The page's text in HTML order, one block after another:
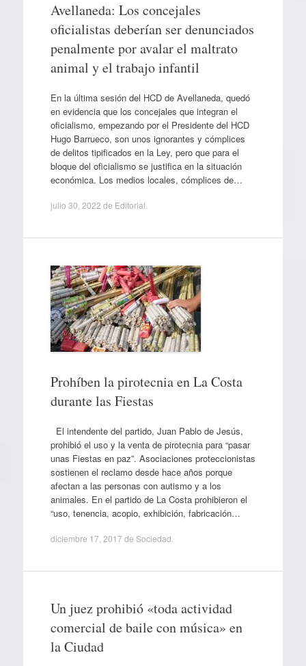
Avellaneda: Los concejales
oficialistas deberían ser denunciados
penalmente por avalar el maltrato
animal y el trabajo infantil
En la última sesión del HCD de Avellaneda, quedó
en evidencia que los concejales que integran el
oficialismo, empezando por el Presidente del HCD
Hugo Barrueco, son unos ignorantes y cómplices
de delitos tipificados en la Ley, pero que para el
bloque del oficialismo se justifica en la situación
económica. Los medios locales, cómplices de…
julio 30, 2022 de Editorial
Prohíben la pirotecnia en La Costa
durante las Fiestas
El intendente del partido, Juan Pablo de Jesús,
prohibió el uso y la venta de pirotecnia para “pasar
unas Fiestas en paz”. Asociaciones proteccionistas
sostienen el reclamo desde hace años porque
afectan a las personas con autismo y a los
animales. En el partido de La Costa prohibieron el
“uso, tenencia, acopio, exhibición, fabricación…
diciembre 17, 2017 de Sociedad
Un juez prohibió «toda actividad
comercial de baile con música» en
la Ciudad